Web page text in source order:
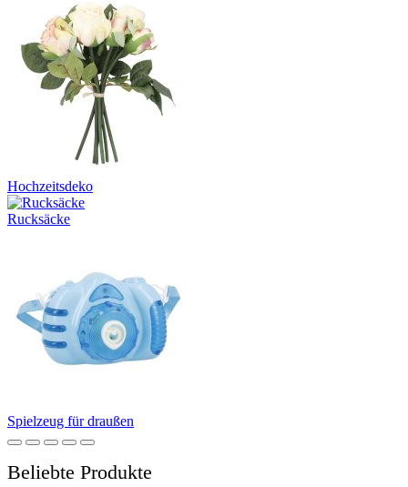
Hochzeitsdeko
Rucksäcke
Spielzeug für draußen
Beliebte Produkte